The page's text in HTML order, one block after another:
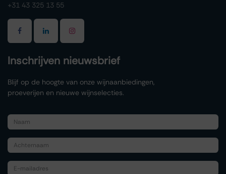
+31 43 325 13 55
Inschrijven nieuwsbrief
Blijf op de hoogte van onze wijnaanbiedingen,
proeverijen en nieuwe wijnselecties.